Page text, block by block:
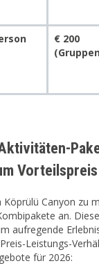
€ 200
Vorteilspreis
Canyon zu
an.
aufregende
Leistungs-
für 2026: